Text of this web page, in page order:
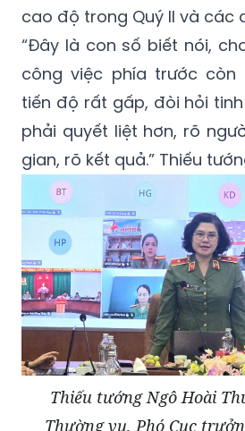
cao độ trong Quý II và các
“Đây là con số biết nói,
công việc phía trước còn
tiến độ rất gấp, đòi hỏi
phải quyết liệt hơn, rõ
gian, rõ kết quả.” Thiếu
Thiếu tướng Ngô Hoài
Thường vụ, Phó Cục